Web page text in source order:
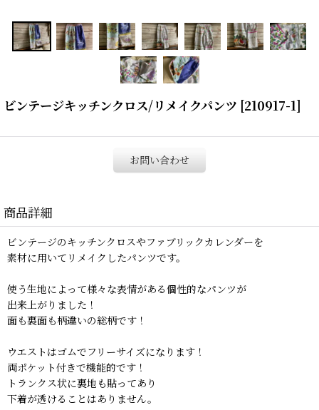
ビンテージキッチンクロス/リメイクパンツ [210917-1]
お問い合わせ
商品詳細
ビンテージのキッチンクロスやファブリックカレンダーを
素材に用いてリメイクしたパンツです。
使う生地によって様々な表情がある個性的なパンツが
出来上がりました！
面も裏面も柄違いの総柄です！
ウエストはゴムでフリーサイズになります！
両ポケット付きで機能的です！
トランクス状に裏地も貼ってあり
下着が透けることはありません。